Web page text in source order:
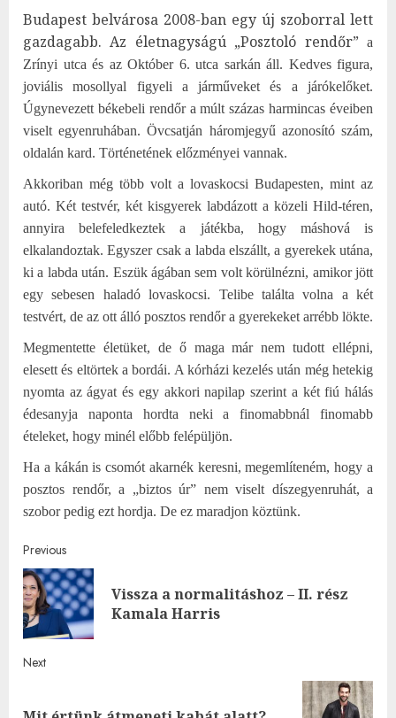
Budapest belvárosa 2008-ban egy új szoborral lett
gazdagabb. Az életnagyságú „Posztoló rendőr” a
Zrínyi utca és az Október 6. utca sarkán áll. Kedves figura,
joviális mosollyal figyeli a járműveket és a járókelőket.
Úgynevezett békebeli rendőr a múlt százas harmincas éveiben
viselt egyenruhában. Övcsatján háromjegyű azonosító szám,
oldalán kard. Történetének előzményei vannak.
Akkoriban még több volt a lovaskocsi Budapesten, mint az
autó. Két testvér, két kisgyerek labdázott a közeli Hild-téren,
annyira belefeledkeztek a játékba, hogy máshová is
elkalandoztak. Egyszer csak a labda elszállt, a gyerekek utána,
ki a labda után. Eszük ágában sem volt körülnézni, amikor jött
egy sebesen haladó lovaskocsi. Telibe találta volna a két
testvért, de az ott álló posztos rendőr a gyerekeket arrébb lökte.
Megmentette életüket, de ő maga már nem tudott ellépni,
elesett és eltörtek a bordái. A kórházi kezelés után még hetekig
nyomta az ágyat és egy akkori napilap szerint a két fiú hálás
édesanyja naponta hordta neki a finomabbnál finomabb
ételeket, hogy minél előbb felépüljön.
Ha a kákán is csomót akarnék keresni, megemlíteném, hogy a
posztos rendőr, a „biztos úr” nem viselt díszegyenruhát, a
szobor pedig ezt hordja. De ez maradjon köztünk.
Post
navigation
Previous
Vissza a normalitáshoz – II. rész
Kamala Harris
Next
Next